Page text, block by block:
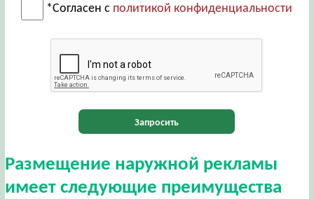
*Согласен с политикой конфиденциальности
Запросить
Размещение наружной рекламы
имеет следующие преимущества